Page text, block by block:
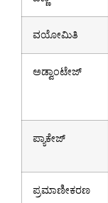
ವಯೋಮಿತಿ
ಅಡ್ವಾಂಟೇಜ್
ಪ್ಯಾಕೇಜ್
ಪ್ರಮಾಣೀಕರಣ